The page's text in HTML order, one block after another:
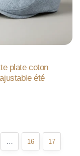
plate coton
été
… 16 17